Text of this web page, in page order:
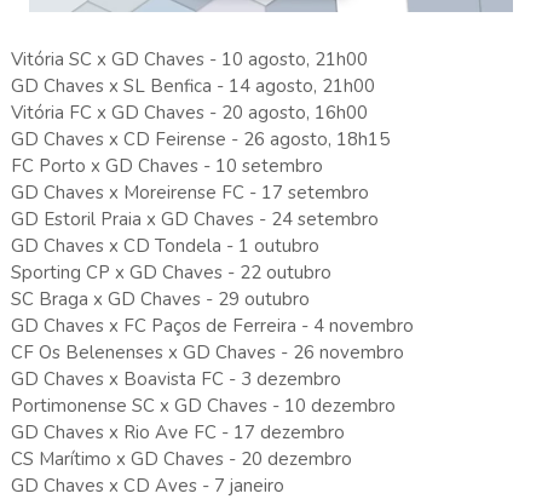
Vitória SC x GD Chaves - 10 agosto, 21h00
GD Chaves x SL Benfica - 14 agosto, 21h00
Vitória FC x GD Chaves - 20 agosto, 16h00
GD Chaves x CD Feirense - 26 agosto, 18h15
FC Porto x GD Chaves - 10 setembro
GD Chaves x Moreirense FC - 17 setembro
GD Estoril Praia x GD Chaves - 24 setembro
GD Chaves x CD Tondela - 1 outubro
Sporting CP x GD Chaves - 22 outubro
SC Braga x GD Chaves - 29 outubro
GD Chaves x FC Paços de Ferreira - 4 novembro
CF Os Belenenses x GD Chaves - 26 novembro
GD Chaves x Boavista FC - 3 dezembro
Portimonense SC x GD Chaves - 10 dezembro
GD Chaves x Rio Ave FC - 17 dezembro
CS Marítimo x GD Chaves - 20 dezembro
GD Chaves x CD Aves - 7 janeiro